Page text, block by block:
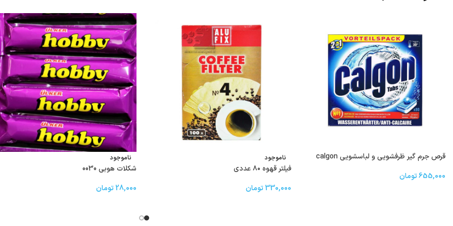
قرص جرم گیر ظرفشویی و لباسشویی calgon
655,000تومان
ناموجود
فیلتر قهوه ٨٠ عددی
330,000 تومان
ناموجود
شکلات هوبی 0030
28,000تومان